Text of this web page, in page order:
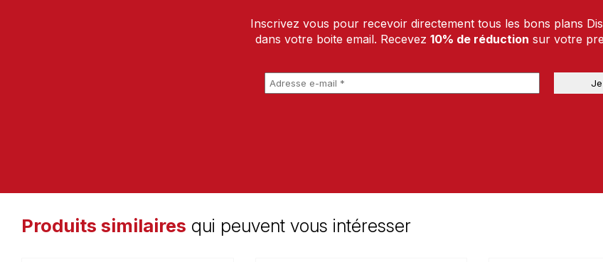
Inscrivez vous pour recevoir directement tous les bons plans
dans votre boite email. Recevez 10% de réduction sur votre
Produits similaires qui peuvent vous intéresser